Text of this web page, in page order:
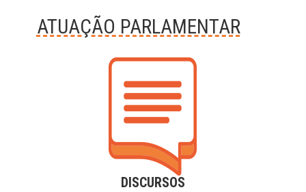
ATUAÇÃO PARLAMENTAR
DISCURSOS